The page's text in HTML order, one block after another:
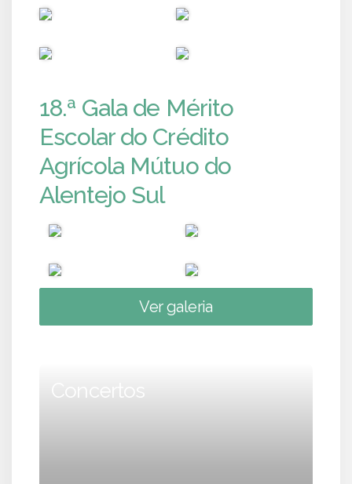
18.ª Gala de Mérito
Escolar do Crédito
Agrícola Mútuo do
Alentejo Sul
Ver galeria
Concertos